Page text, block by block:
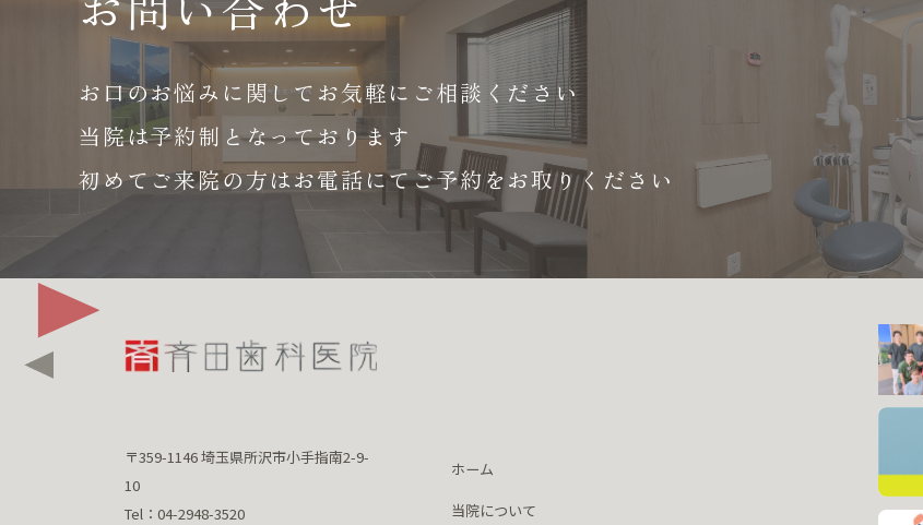
お口のお悩みに関して お気軽にご相談ください
当院は予約制となっております
初めてご来院の方はお電話にてご予約をお取りください
〒359-1146 埼玉県所沢市小手指南2-9-
10
Tel：04-2948-3520
ホーム
当院について